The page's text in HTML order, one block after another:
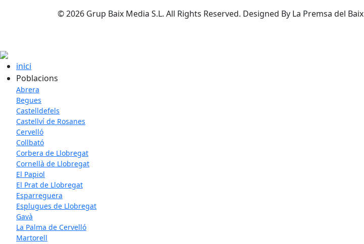
© 2026 Grup Baix Media S.L. All Rights Reserved. Designed By La Premsa del Baix
inici
Poblacions
Abrera
Begues
Castelldefels
Castellví de Rosanes
Cervelló
Collbató
Corbera de Llobregat
Cornellà de Llobregat
El Papiol
El Prat de Llobregat
Esparreguera
Esplugues de Llobregat
Gavà
La Palma de Cervelló
Martorell